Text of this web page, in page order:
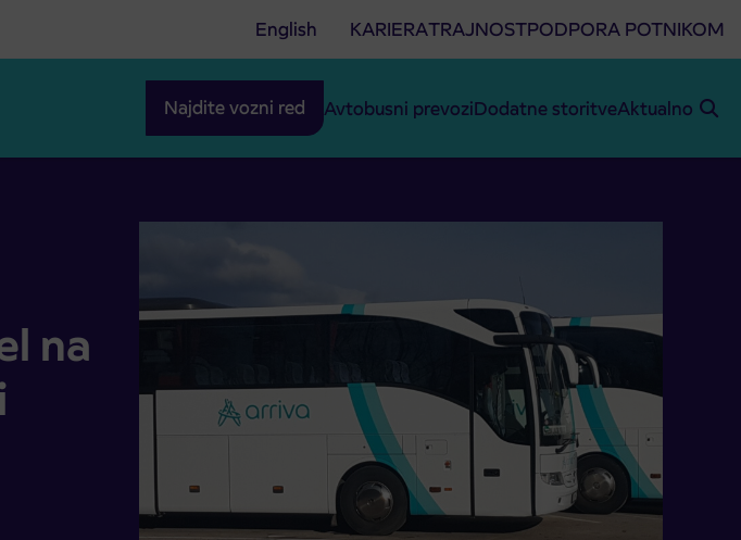
English KARIERATRAJNOSTPODPORA POTNIKOM
Najdite vozni red Avtobusni prevoziDodatne storitveAktualno
– Gornji Grad
na